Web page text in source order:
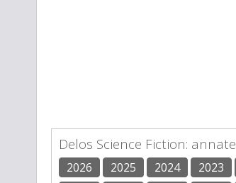
Delos Science Fiction: annate
2026 2025 2024 2023